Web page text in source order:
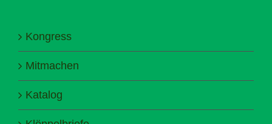
Kongress
Mitmachen
Katalog